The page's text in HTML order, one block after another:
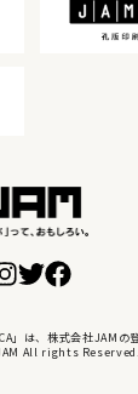
」は、株式会社JAMの
All rights Reserved.